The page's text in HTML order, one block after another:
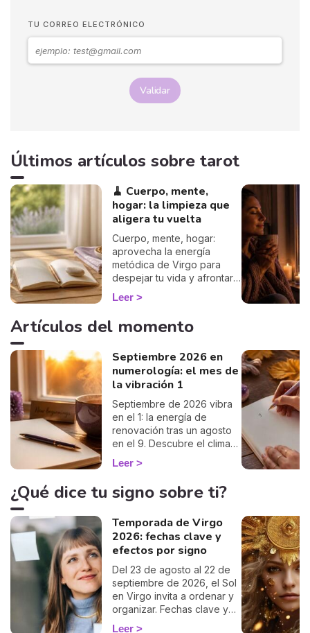
TU CORREO ELECTRÓNICO
Validar
Últimos artículos sobre tarot
🧹 Cuerpo, mente,
hogar: la limpieza que
aligera tu vuelta
Cuerpo, mente, hogar:
aprovecha la energía
metódica de Virgo para
despejar tu vida y afrontar
la vuelta de 2026 con
ligereza. La guía de Marisa.
Leer
Artículos del momento
Septiembre 2026 en
numerología: el mes de
la vibración 1
Septiembre de 2026 vibra
en el 1: la energía de
renovación tras un agosto
en el 9. Descubre el clima
de este mes de regreso y
cómo aprovecharlo. 🌱
Leer
¿Qué dice tu signo sobre ti?
Temporada de Virgo
2026: fechas clave y
efectos por signo
Del 23 de agosto al 22 de
septiembre de 2026, el Sol
en Virgo invita a ordenar y
organizar. Fechas clave y
qué cambia para tu signo.
Leer